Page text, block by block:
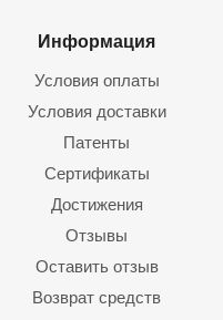
Информация
Условия оплаты
Условия доставки
Патенты
Сертификаты
Достижения
Отзывы
Оставить отзы
Возврат средст